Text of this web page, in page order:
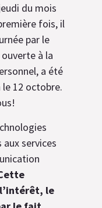
du mois
fois, il
par le
à la
a été
12 octobre.
aux services
le